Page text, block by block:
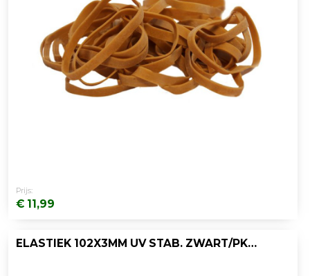
Prijs:
€ 11,99
ELASTIEK 102X3MM UV STAB. ZWART/PK1000GR